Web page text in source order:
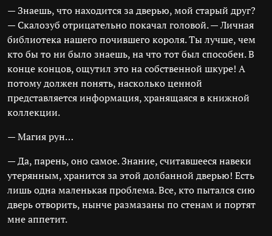
— Знаешь, что находится за дверью, мой старый друг?
— Скалозуб отрицательно покачал головой. — Личная
библиотека нашего почившего короля. Ты лучше, чем
кто бы то ни было знаешь, на что тот был способен. В
конце концов, ощутил это на собственной шкуре! А
потому должен понять, насколько ценной
представляется информация, хранящаяся в книжной
коллекции.
— Магия рун…
— Да, парень, оно самое. Знание, считавшееся навеки
утерянным, хранится за этой долбанной дверью! Есть
лишь одна маленькая проблема. Все, кто пытался сию
дверь отворить, нынче размазаны по стенам и портят
мне аппетит.